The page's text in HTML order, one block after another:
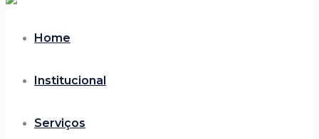
Home
Institucional
Serviços